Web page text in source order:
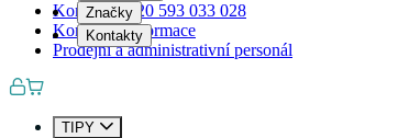
Značky
Kontakty
Kontakty+420 593 033 028
Kontaktní informace
Prodejní a administrativní personál
TIPY